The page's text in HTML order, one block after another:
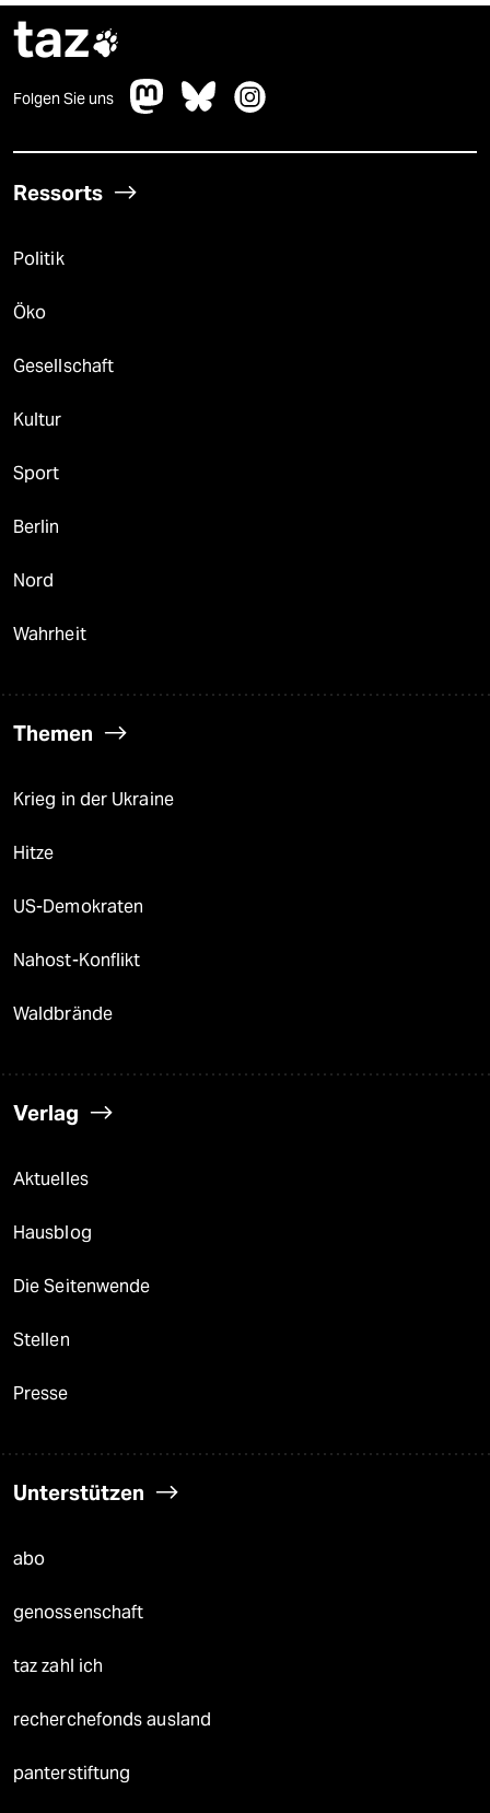
taz
Folgen Sie uns
Ressorts
Politik
Öko
Gesellschaft
Kultur
Sport
Berlin
Nord
Wahrheit
Themen
Krieg in der Ukraine
Hitze
US-Demokraten
Nahost-Konflikt
Waldbrände
Verlag
Aktuelles
Hausblog
Die Seitenwende
Stellen
Presse
Unterstützen
abo
genossenschaft
taz zahl ich
recherchefonds ausland
panterstiftung